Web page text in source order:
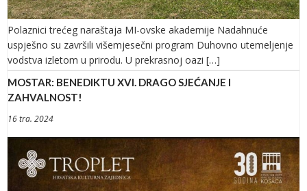
Polaznici trećeg naraštaja MI-ovske akademije Nadahnuće
uspješno su završili višemjesečni program Duhovno utemeljenje
vodstva izletom u prirodu. U prekrasnoj oazi […]
MOSTAR: BENEDIKTU XVI. DRAGO SJEĆANJE I
ZAHVALNOST!
16 tra. 2024